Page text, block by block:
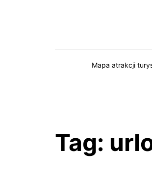
Mapa atrakcji
Tag: